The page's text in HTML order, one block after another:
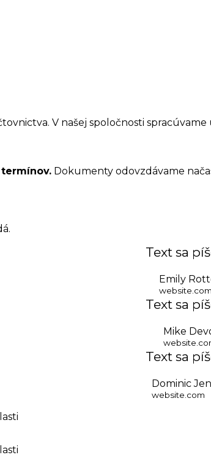
V našej spoločnosti
Dokumenty odovzdávame
Text sa
Emily
website.com
Text sa
Mike
Text sa
Dominic
website.com